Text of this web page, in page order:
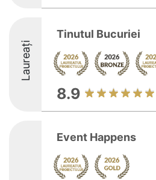
Laureați
Tinutul Bucuriei
8.9
Event Happens